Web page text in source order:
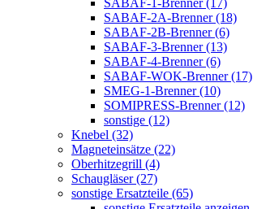
SABAF-2A-Brenner (18)
SABAF-2B-Brenner (6)
SABAF-3-Brenner (13)
SABAF-4-Brenner (6)
SABAF-WOK-Brenner (17)
SMEG-1-Brenner (10)
SOMIPRESS-Brenner (12)
sonstige (12)
Knebel (32)
Magneteinsätze (22)
Oberhitzegrill (4)
Schaugläser (27)
sonstige Ersatzteile (65)